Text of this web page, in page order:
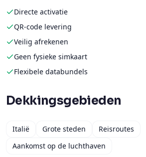
Directe activatie
QR-code levering
Veilig afrekenen
Geen fysieke simkaart
Flexibele databundels
Dekkingsgebieden
Italië Grote steden
Reisroutes
Aankomst op de luchthaven